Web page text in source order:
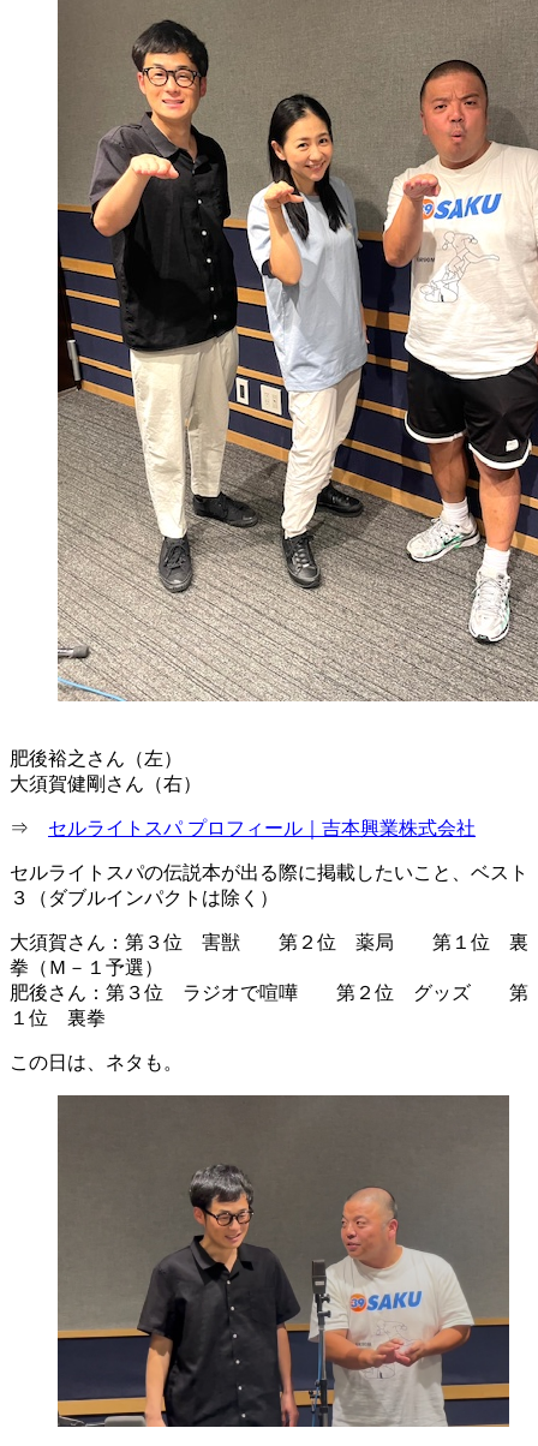
肥後裕之さん（左）
大須賀健剛さん（右）
⇒ セルライトスパ プロフィール｜吉本興業株式会社
セルライトスパの伝説本が出る際に掲載したいこと、ベスト
３（ダブルインパクトは除く）
大須賀さん：第３位 害獣 第２位 薬局 第１位 裏
拳（Ｍ－１予選）
肥後さん：第３位 ラジオで喧嘩 第２位 グッズ 第
１位 裏拳
この日は、ネタも。